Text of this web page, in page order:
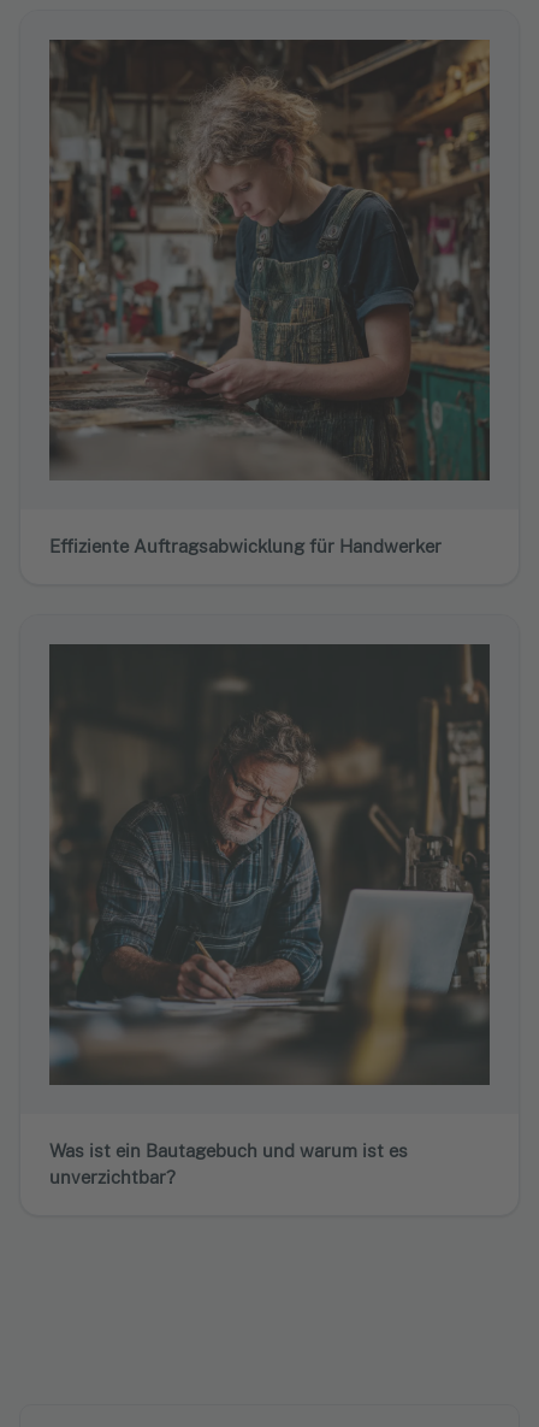
Effiziente Auftragsabwicklung für Handwerker
Was ist ein Bautagebuch und warum ist es
unverzichtbar?